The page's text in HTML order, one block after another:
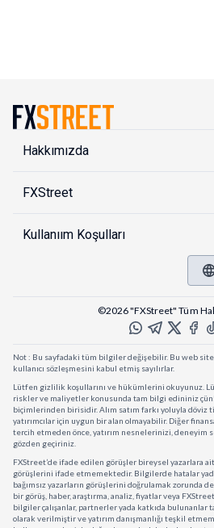
Hakkımızda
FXStreet
Kullanıım Koşulları
©2026 "FXStreet" Tüm
Not : Bu sayfadaki tüm bilgiler değişebilir. Bu web
kullanıcı sözleşmesini kabul etmiş sayılırlar.
Lütfen gizlilik koşullarını ve hükümlerini okuyunuz.
riskler ve maliyetler konusunda tam bilgi edininiz
biçimlerinden birisidir. Alım satım farkı yoluyla
yatırımcılar için uygun bir alan olmayabilir. Diğer
tercih etmeden önce, yatırım nesnelerinizi, deneyim
gözden geçiriniz.
FXStreet’de ifade edilen görüşler bireysel yazarlara
görüşlerini ifade etmemektedir. Bilgilerde hatalar
bağımsız yazarların görüşlerini doğrulamak zorunda
bir görüş, haber, araştırma, analiz, fiyatlar veya
bilgiler çalışanlar, partnerler yada katkıda bulunanlar
olarak verilmiştir ve yatırım danışmanlığı teşkil